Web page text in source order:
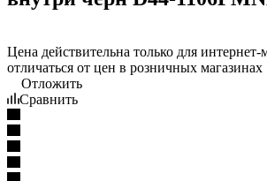
Цена действительна только для
отличаться от цен в розничных магазинах
Отложить
Сравнить